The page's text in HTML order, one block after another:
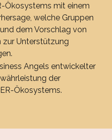
Ökosystems mit einem
welche Gruppen
dem Vorschlag von
zur Unterstützung
Angels entwickelter
der
Ökosystems.